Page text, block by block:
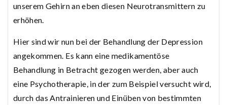
unserem Gehirn an eben diesen Neurotransmittern zu
erhöhen.
Hier sind wir nun bei der Behandlung der Depression
angekommen. Es kann eine medikamentöse
Behandlung in Betracht gezogen werden, aber auch
eine Psychotherapie, in der zum Beispiel versucht wird,
durch das Antrainieren und Einüben von bestimmten